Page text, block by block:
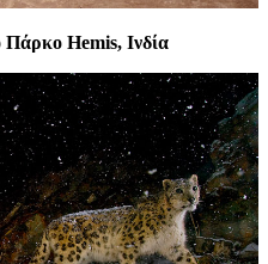
Πάρκο Hemis, Ινδία